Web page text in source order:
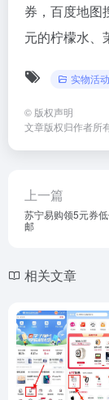
券，百度地图
元的柠檬水、
实物活动
© 版权声明
文章版权归作者所
上一篇
苏宁易购领5元券
邮
相关文章